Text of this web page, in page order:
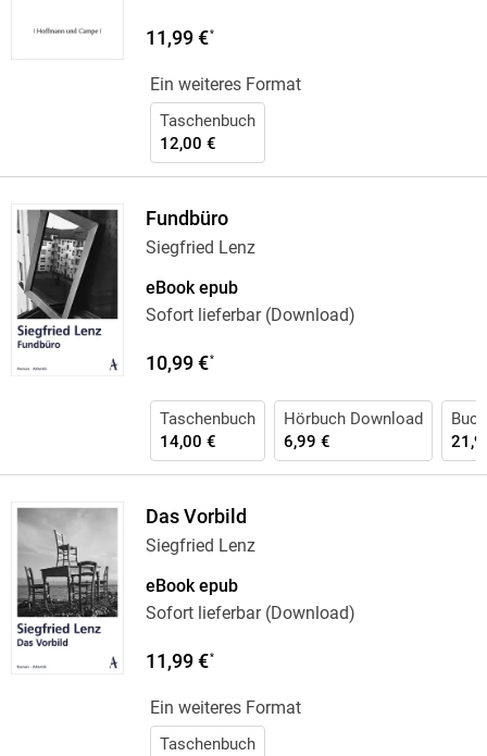
11,99 €*
Ein weiteres Format
Taschenbuch
12,00 €
Fundbüro
Siegfried Lenz
eBook epub
Sofort lieferbar (Download)
10,99 €*
Taschenbuch
14,00 €
Hörbuch Download
6,99 €
Das Vorbild
Siegfried Lenz
eBook epub
Sofort lieferbar (Download)
11,99 €*
Ein weiteres Format
Taschenbuch